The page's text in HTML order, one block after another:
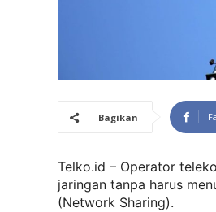
Bagikan
Telko.id – Operator
jaringan tanpa harus
(Network Sharing).